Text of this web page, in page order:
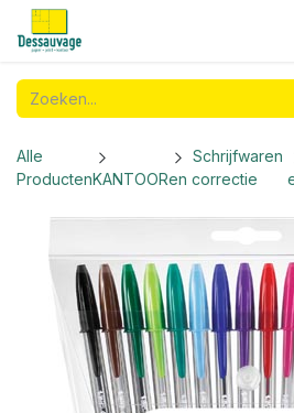
Overslaan naar inhoud
Alle
ProductenKANTOOR
Schrijfwaren
en correctie